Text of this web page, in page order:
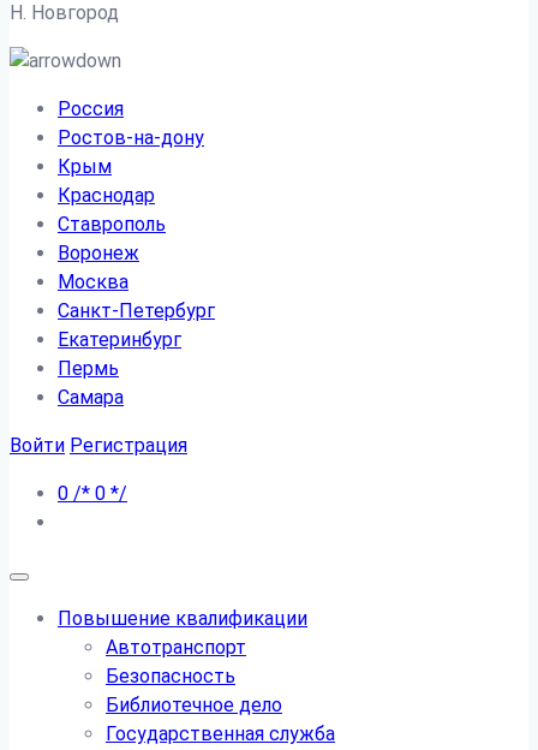
Н. Новгород
Россия
Ростов-на-дону
Крым
Краснодар
Ставрополь
Воронеж
Москва
Санкт-Петербург
Екатеринбург
Пермь
Самара
Войти Регистрация
0 /* 0 */
Повышение квалификации
Автотранспорт
Безопасность
Библиотечное дело
Государственная служба